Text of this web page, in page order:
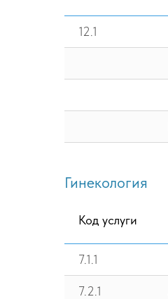
12.1
Гинекология
Код услуги
7.1.1
7.2.1